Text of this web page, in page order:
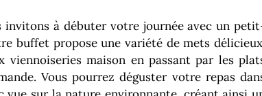
invitons à débuter votre journée avec un
buffet propose une variété de mets
maison en passant par les
Vous pourrez déguster votre repas